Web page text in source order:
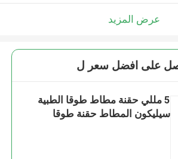
عرض المزيد
على افضل سعر ل
5 مللي حقنة مطاط طوقا الطبية
سيليكون المطاط حقنة طوقا